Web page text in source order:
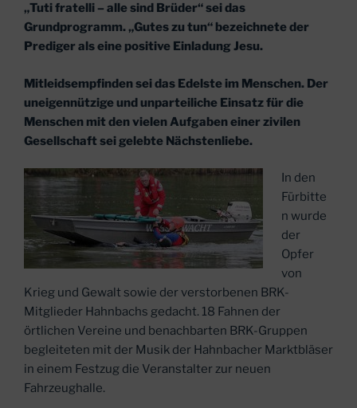
„Tuti fratelli – alle sind Brüder“ sei das
Grundprogramm. „Gutes zu tun“ bezeichnete der
Prediger als eine positive Einladung Jesu.
Mitleidsempfinden sei das Edelste im Menschen. Der
uneigennützige und unparteiliche Einsatz für die
Menschen mit den vielen Aufgaben einer zivilen
Gesellschaft sei gelebte Nächstenliebe.
In den
Fürbitte
n wurde
der
Opfer
von
Krieg und Gewalt sowie der verstorbenen BRK-
Mitglieder Hahnbachs gedacht. 18 Fahnen der
örtlichen Vereine und benachbarten BRK-Gruppen
begleiteten mit der Musik der Hahnbacher Marktbläser
in einem Festzug die Veranstalter zur neuen
Fahrzeughalle.